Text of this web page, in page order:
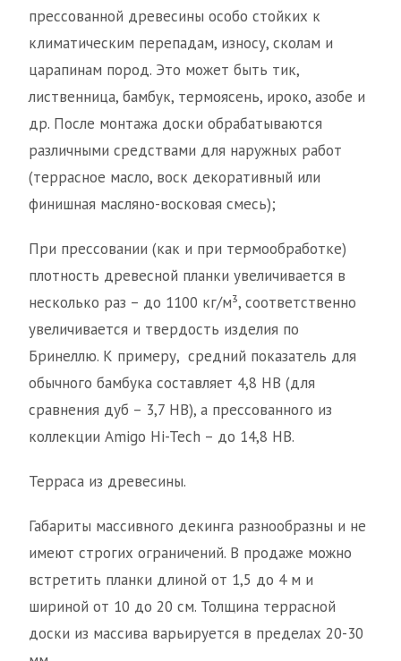
прессованной древесины особо стойких к
климатическим перепадам, износу, сколам и
царапинам пород. Это может быть тик,
лиственница, бамбук, термоясень, ироко, азобе и
др. После монтажа доски обрабатываются
различными средствами для наружных работ
(террасное масло, воск декоративный или
финишная масляно-восковая смесь);
При прессовании (как и при термообработке)
плотность древесной планки увеличивается в
несколько раз – до 1100 кг/м³, соответственно
увеличивается и твердость изделия по
Бринеллю. К примеру, средний показатель для
обычного бамбука составляет 4,8 НВ (для
сравнения дуб – 3,7 НВ), а прессованного из
коллекции Amigo Hi-Tech – до 14,8 НВ.
Терраса из древесины.
Габариты массивного декинга разнообразны и не
имеют строгих ограничений. В продаже можно
встретить планки длиной от 1,5 до 4 м и
шириной от 10 до 20 см. Толщина террасной
доски из массива варьируется в пределах 20-30